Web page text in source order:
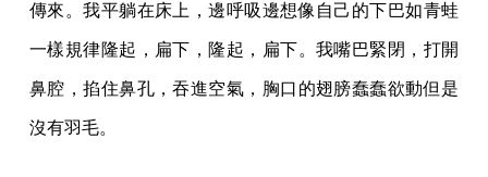
傳來。我平躺在床上，邊呼吸邊想像自己的下巴如青蛙
一樣規律隆起，扁下，隆起，扁下。我嘴巴緊閉，打開
鼻腔，掐住鼻孔，吞進空氣，胸口的翅膀蠢蠢欲動但是
沒有羽毛。